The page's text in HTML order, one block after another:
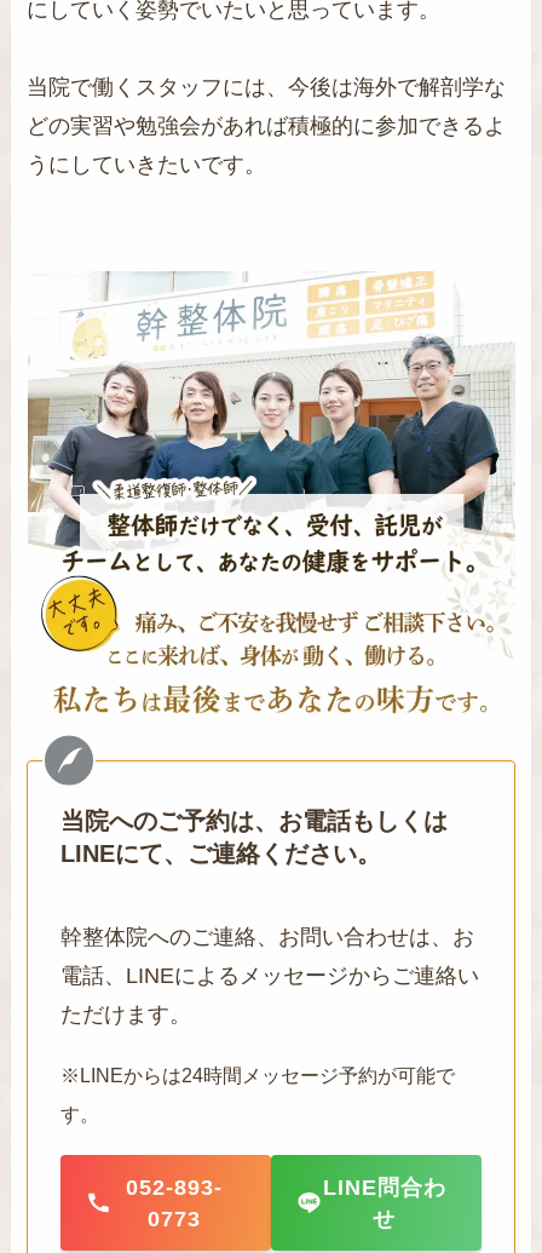
にしていく姿勢でいたいと思っています。
当院で働くスタッフには、今後は海外で解剖学な
どの実習や勉強会があれば積極的に参加できるよ
うにしていきたいです。
当院へのご予約は、お電話もしくは
LINEにて、ご連絡ください。
幹整体院へのご連絡、お問い合わせは、お
電話、LINEによるメッセージからご連絡い
ただけます。
※LINEからは24時間メッセージ予約が可能で
す。
052-893-
0773
LINE問合わ
せ